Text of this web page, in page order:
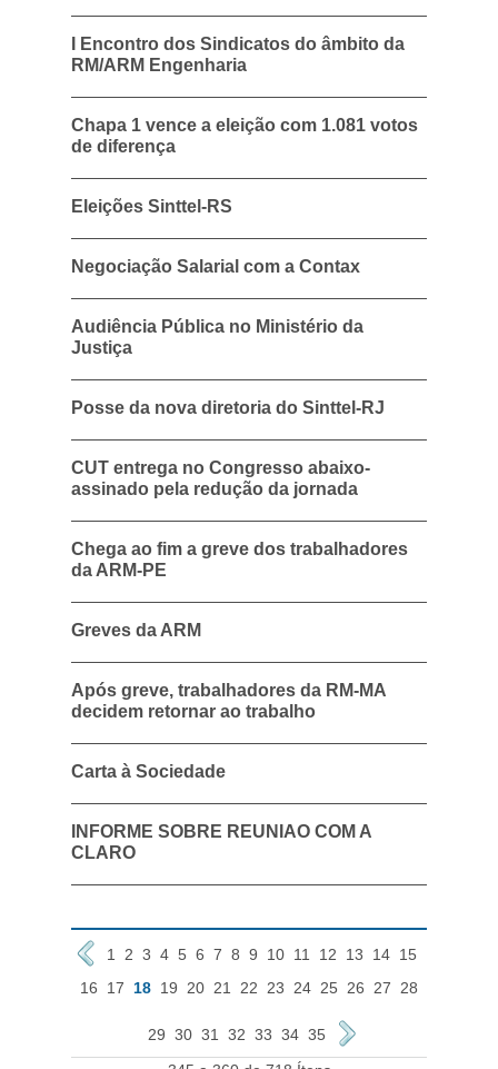
I Encontro dos Sindicatos do âmbito da
RM/ARM Engenharia
Chapa 1 vence a eleição com 1.081 votos
de diferença
Eleições Sinttel-RS
Negociação Salarial com a Contax
Audiência Pública no Ministério da
Justiça
Posse da nova diretoria do Sinttel-RJ
CUT entrega no Congresso abaixo-
assinado pela redução da jornada
Chega ao fim a greve dos trabalhadores
da ARM-PE
Greves da ARM
Após greve, trabalhadores da RM-MA
decidem retornar ao trabalho
Carta à Sociedade
INFORME SOBRE REUNIAO COM A
CLARO
1 2 3 4 5 6 7 8 9 10 11 12 13 14 15
16
17 18 19 20 21 22 23 24 25 26 27 28
29 30 31 32 33 34 35